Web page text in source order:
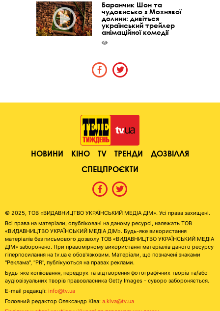
Баранчик Шон та
чудовисько з Мохнявої
долини: дивіться
український трейлер
анімаційної комедії
НОВИНИ КІНО TV ТРЕНДИ
ДОЗВІЛЛЯ
СПЕЦПРОЄКТИ
© 2025, ТОВ «ВИДАВНИЦТВО УКРАЇНСЬКИЙ МЕДІА ДІМ». Усі права захищені.
Всі права на матеріали, опубліковані на даному ресурсі, належать ТОВ
«ВИДАВНИЦТВО УКРАЇНСЬКИЙ МЕДІА ДІМ». Будь-яке використання
матеріалів без письмового дозволу ТОВ «ВИДАВНИЦТВО УКРАЇНСЬКИЙ МЕДІА
ДІМ» заборонено. При правомірному використанні матеріалів даного ресурсу
гіперпосилання на tv.ua є обов'язковим. Матеріали, що позначені знаками
"Реклама", "PR", публікуються на правах реклами.
Будь-яке копіювання, передрук та відтворення фотографічних творів та/або
аудіовізуальних творів правовласника Getty Images - суворо забороняється.
E-mail редакції: info@tv.ua
Головний редактор Олександр Ківа: a.kiva@tv.ua